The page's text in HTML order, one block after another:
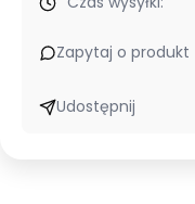
Zapytaj o produkt
Udostępnij